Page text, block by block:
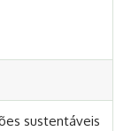
sustentáveis